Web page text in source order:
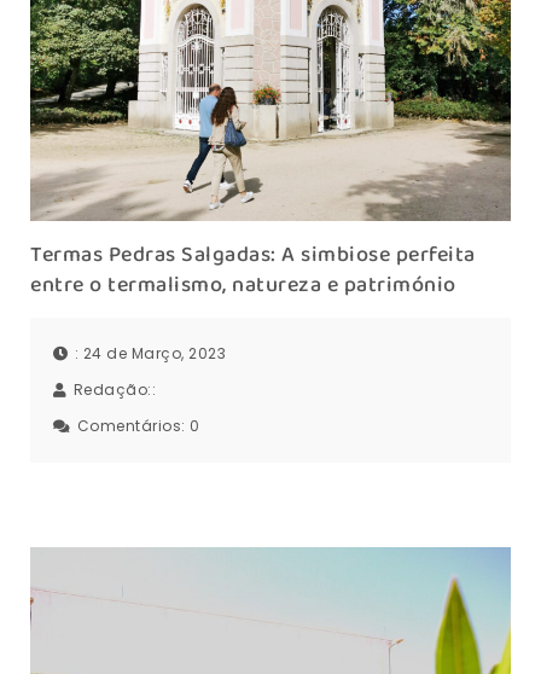
Termas Pedras Salgadas: A simbiose perfeita
entre o termalismo, natureza e património
: 24 de Março, 2023
Redação::
Comentários: 0